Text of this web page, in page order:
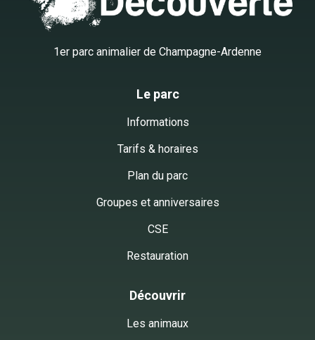
1er parc animalier de Champagne-Ardenne
Le parc
Informations
Tarifs & horaires
Plan du parc
Groupes et anniversaires
CSE
Restauration
Découvrir
Les animaux